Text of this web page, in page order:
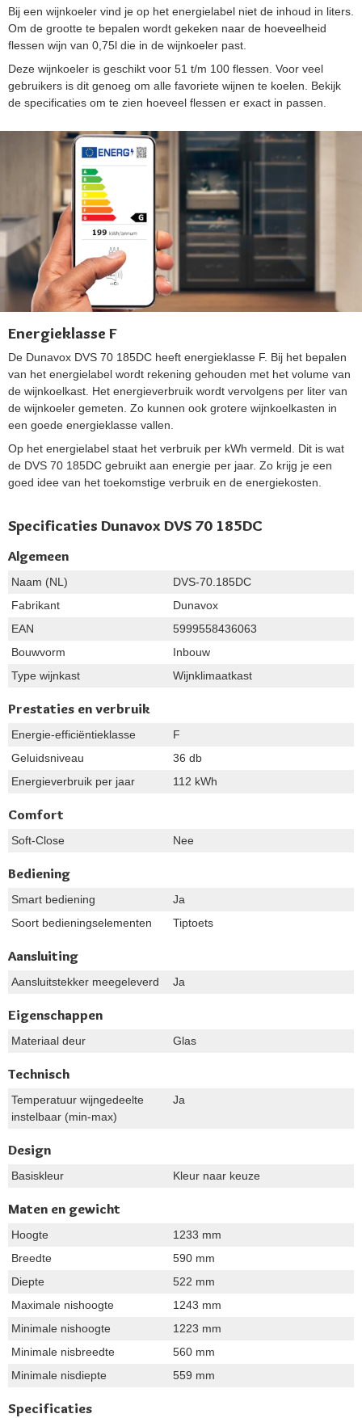
Bij een wijnkoeler vind je op het energielabel niet de inhoud in liters.
Om de grootte te bepalen wordt gekeken naar de hoeveelheid
flessen wijn van 0,75l die in de wijnkoeler past.
Deze wijnkoeler is geschikt voor 51 t/m 100 flessen. Voor veel
gebruikers is dit genoeg om alle favoriete wijnen te koelen. Bekijk
de specificaties om te zien hoeveel flessen er exact in passen.
Energieklasse F
De Dunavox DVS 70 185DC heeft energieklasse F. Bij het bepalen
van het energielabel wordt rekening gehouden met het volume van
de wijnkoelkast. Het energieverbruik wordt vervolgens per liter van
de wijnkoeler gemeten. Zo kunnen ook grotere wijnkoelkasten in
een goede energieklasse vallen.
Op het energielabel staat het verbruik per kWh vermeld. Dit is wat
de DVS 70 185DC gebruikt aan energie per jaar. Zo krijg je een
goed idee van het toekomstige verbruik en de energiekosten.
Specificaties Dunavox DVS 70 185DC
Algemeen
Naam (NL)
DVS-70.185DC
Fabrikant
Dunavox
EAN
5999558436063
Bouwvorm
Inbouw
Type wijnkast
Wijnklimaatkast
Prestaties en verbruik
Energie-efficiëntieklasse
F
Geluidsniveau
36 db
Energieverbruik per jaar
112 kWh
Comfort
Soft-Close Nee
Bediening
Smart bediening
Ja
Soort bedieningselementen
Tiptoets
Aansluiting
Aansluitstekker meegeleverd Ja
Eigenschappen
Materiaal deur Glas
Technisch
Temperatuur wijngedeelte
instelbaar (min-max)
Ja
Design
Basiskleur Kleur naar keuze
Maten en gewicht
Hoogte
1233 mm
Breedte
590 mm
Diepte
522 mm
Maximale nishoogte
1243 mm
Minimale nishoogte
1223 mm
Minimale nisbreedte
560 mm
Minimale nisdiepte
559 mm
Specificaties